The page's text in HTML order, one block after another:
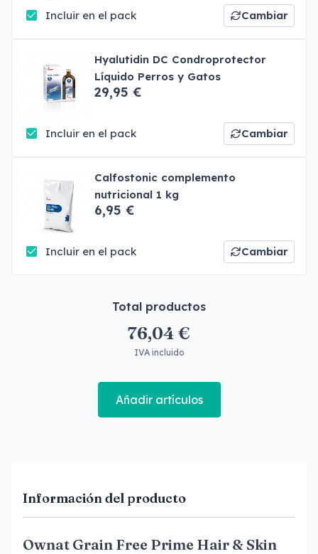
Incluir en el pack Cambiar
Hyalutidin DC Condroprotector
Líquido Perros y Gatos
29,95 €
Incluir en el pack Cambiar
Calfostonic complemento
nutricional 1 kg
6,95 €
Incluir en el pack Cambiar
Total productos
76,04 €
IVA incluido
Añadir artículos
Información del producto
Ownat Grain Free Prime Hair & Skin